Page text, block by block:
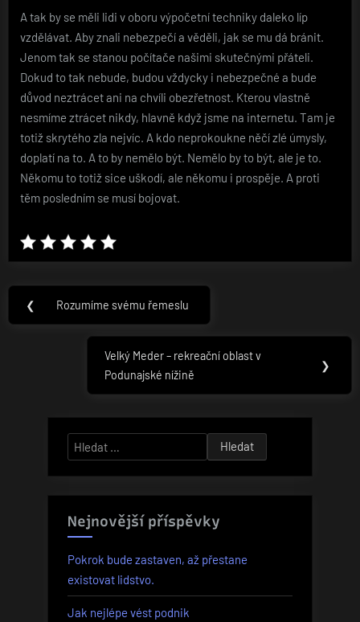
A tak by se měli lidi v oboru výpočetní techniky daleko líp
vzdělávat. Aby znali nebezpečí a věděli, jak se mu dá bránit.
Jenom tak se stanou počítače našimi skutečnými přáteli.
Dokud to tak nebude, budou vždycky i nebezpečné a bude
důvod neztrácet ani na chvíli obezřetnost. Kterou vlastně
nesmíme ztrácet nikdy, hlavně když jsme na internetu. Tam je
totiž skrytého zla nejvíc. A kdo neprokoukne něčí zlé úmysly,
doplatí na to. A to by nemělo být. Nemělo by to být, ale je to.
Někomu to totiž sice uškodí, ale někomu i prospěje. A proti
těm posledním se musí bojovat.
Navigace
pro
příspěvek
❮
Previous
Rozumíme svému řemeslu
Next
Post:
Velký Meder – rekreační oblast v
Podunajské nížině
❯
Vyhledávání
Nejnovější příspěvky
Pokrok bude zastaven, až přestane
existovat lidstvo.
Jak nejlépe vést podnik